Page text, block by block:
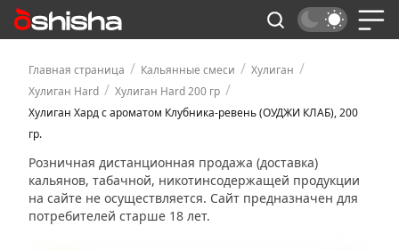
Главная страница / Кальянные смеси / Хулиган /
Хулиган Hard / Хулиган Hard 200 гр /
Хулиган Хард с ароматом Клубника-ревень (ОУДЖИ КЛАБ), 200
гр.
Розничная дистанционная продажа (доставка)
кальянов, табачной, никотинсодержащей продукции
на сайте не осуществляется. Сайт предназначен для
потребителей старше 18 лет.